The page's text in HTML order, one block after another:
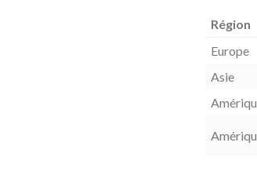
Région
Europe
Asie